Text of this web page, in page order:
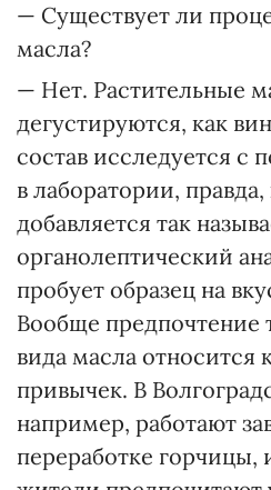
— Существует ли
масла?
— Нет. Растительные
дегустируются, как
состав исследуется
в лаборатории,
добавляется так
органолептический
пробует образец на
Вообще предпочтение
вида масла относится
привычек. В
например, работают
переработке